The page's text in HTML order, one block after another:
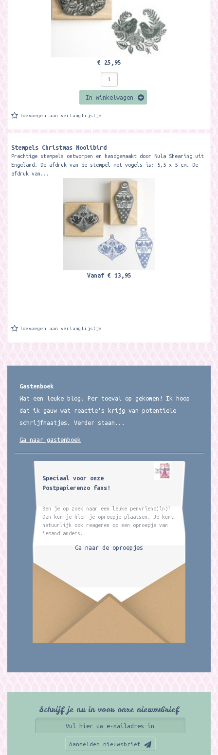
€ 25,95
In winkelwagen
Toevoegen aan verlanglijstje
Stempels Christmas Noolibird
Prachtige stempels ontworpen en handgemaakt door Nula Shearing uit
Engeland. De afdruk van de stempel met vogels is: 5,5 x 5 cm. De
afdruk van...
Vanaf € 13,95
Toevoegen aan verlanglijstje
Gastenboek
Wat een leuke blog. Per toeval op gekomen! Ik hoop
dat ik gauw wat reactie's krijg van potentiele
schrijfmaatjes. Verder staan...
Ga naar gastenboek
Speciaal voor onze
Postpapierenzo fans!
Ben je op zoek naar een leuke penvriend(in)?
Dan kun je hier je oproepje plaatsen. Je kunt
natuurlijk ook reageren op een oproepje van
iemand anders.
Ga naar de oproepjes
Schrijf je nu in voor onze nieuwsbrief
Aanmelden nieuwsbrief